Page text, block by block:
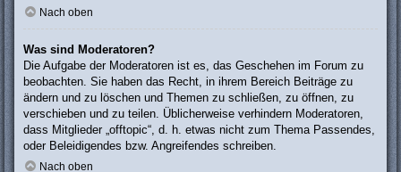
Nach oben
Was sind Moderatoren?
Die Aufgabe der Moderatoren ist es, das Geschehen im Forum zu
beobachten. Sie haben das Recht, in ihrem Bereich Beiträge zu
ändern und zu löschen und Themen zu schließen, zu öffnen, zu
verschieben und zu teilen. Üblicherweise verhindern Moderatoren,
dass Mitglieder „offtopic“, d. h. etwas nicht zum Thema Passendes,
oder Beleidigendes bzw. Angreifendes schreiben.
Nach oben